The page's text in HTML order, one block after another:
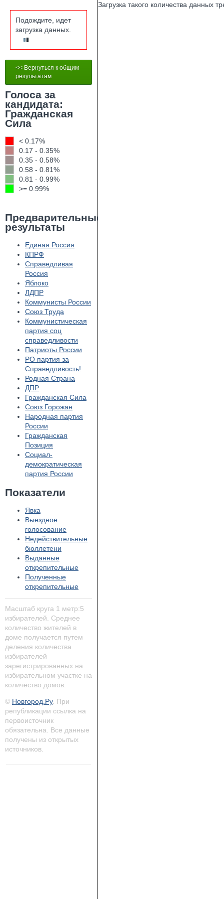
Подождите, идет
загрузка данных.
<< Вернуться к общим
результатам
Голоса за
кандидата:
Гражданская
Сила
< 0.17%
0.17 - 0.35%
0.35 - 0.58%
0.58 - 0.81%
0.81 - 0.99%
>= 0.99%
Предварительные
результаты
Единая Россия
КПРФ
Справедливая
Россия
Яблоко
ЛДПР
Коммунисты России
Союз Труда
Коммунистическая
партия соц
справедливости
Патриоты России
РО партия за
Справедливость!
Родная Страна
ДПР
Гражданская Сила
Союз Горожан
Народная партия
России
Гражданская
Позиция
Социал-
демократическая
партия России
Показатели
Явка
Выездное
голосование
Недействительные
бюллетени
Выданные
открепительные
Полученные
открепительные
Масштаб круга 1 метр:5
избирателей. Среднее
количество жителей в
доме получается путем
деления количества
избирателей
зарегистрированных на
избирательном участке на
количество домов.
© Новгород.Ру. При
републикации ссылка на
первоисточник
обязательна. Все данные
получены из открытых
источников.
Загрузка такого количества данных